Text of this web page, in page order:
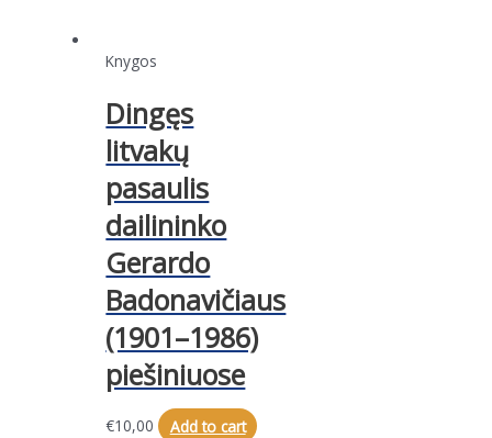
Knygos
Dingęs
litvakų
pasaulis
dailininko
Gerardo
Badonavičiaus
(1901–1986)
piešiniuose
€10,00 Add to cart